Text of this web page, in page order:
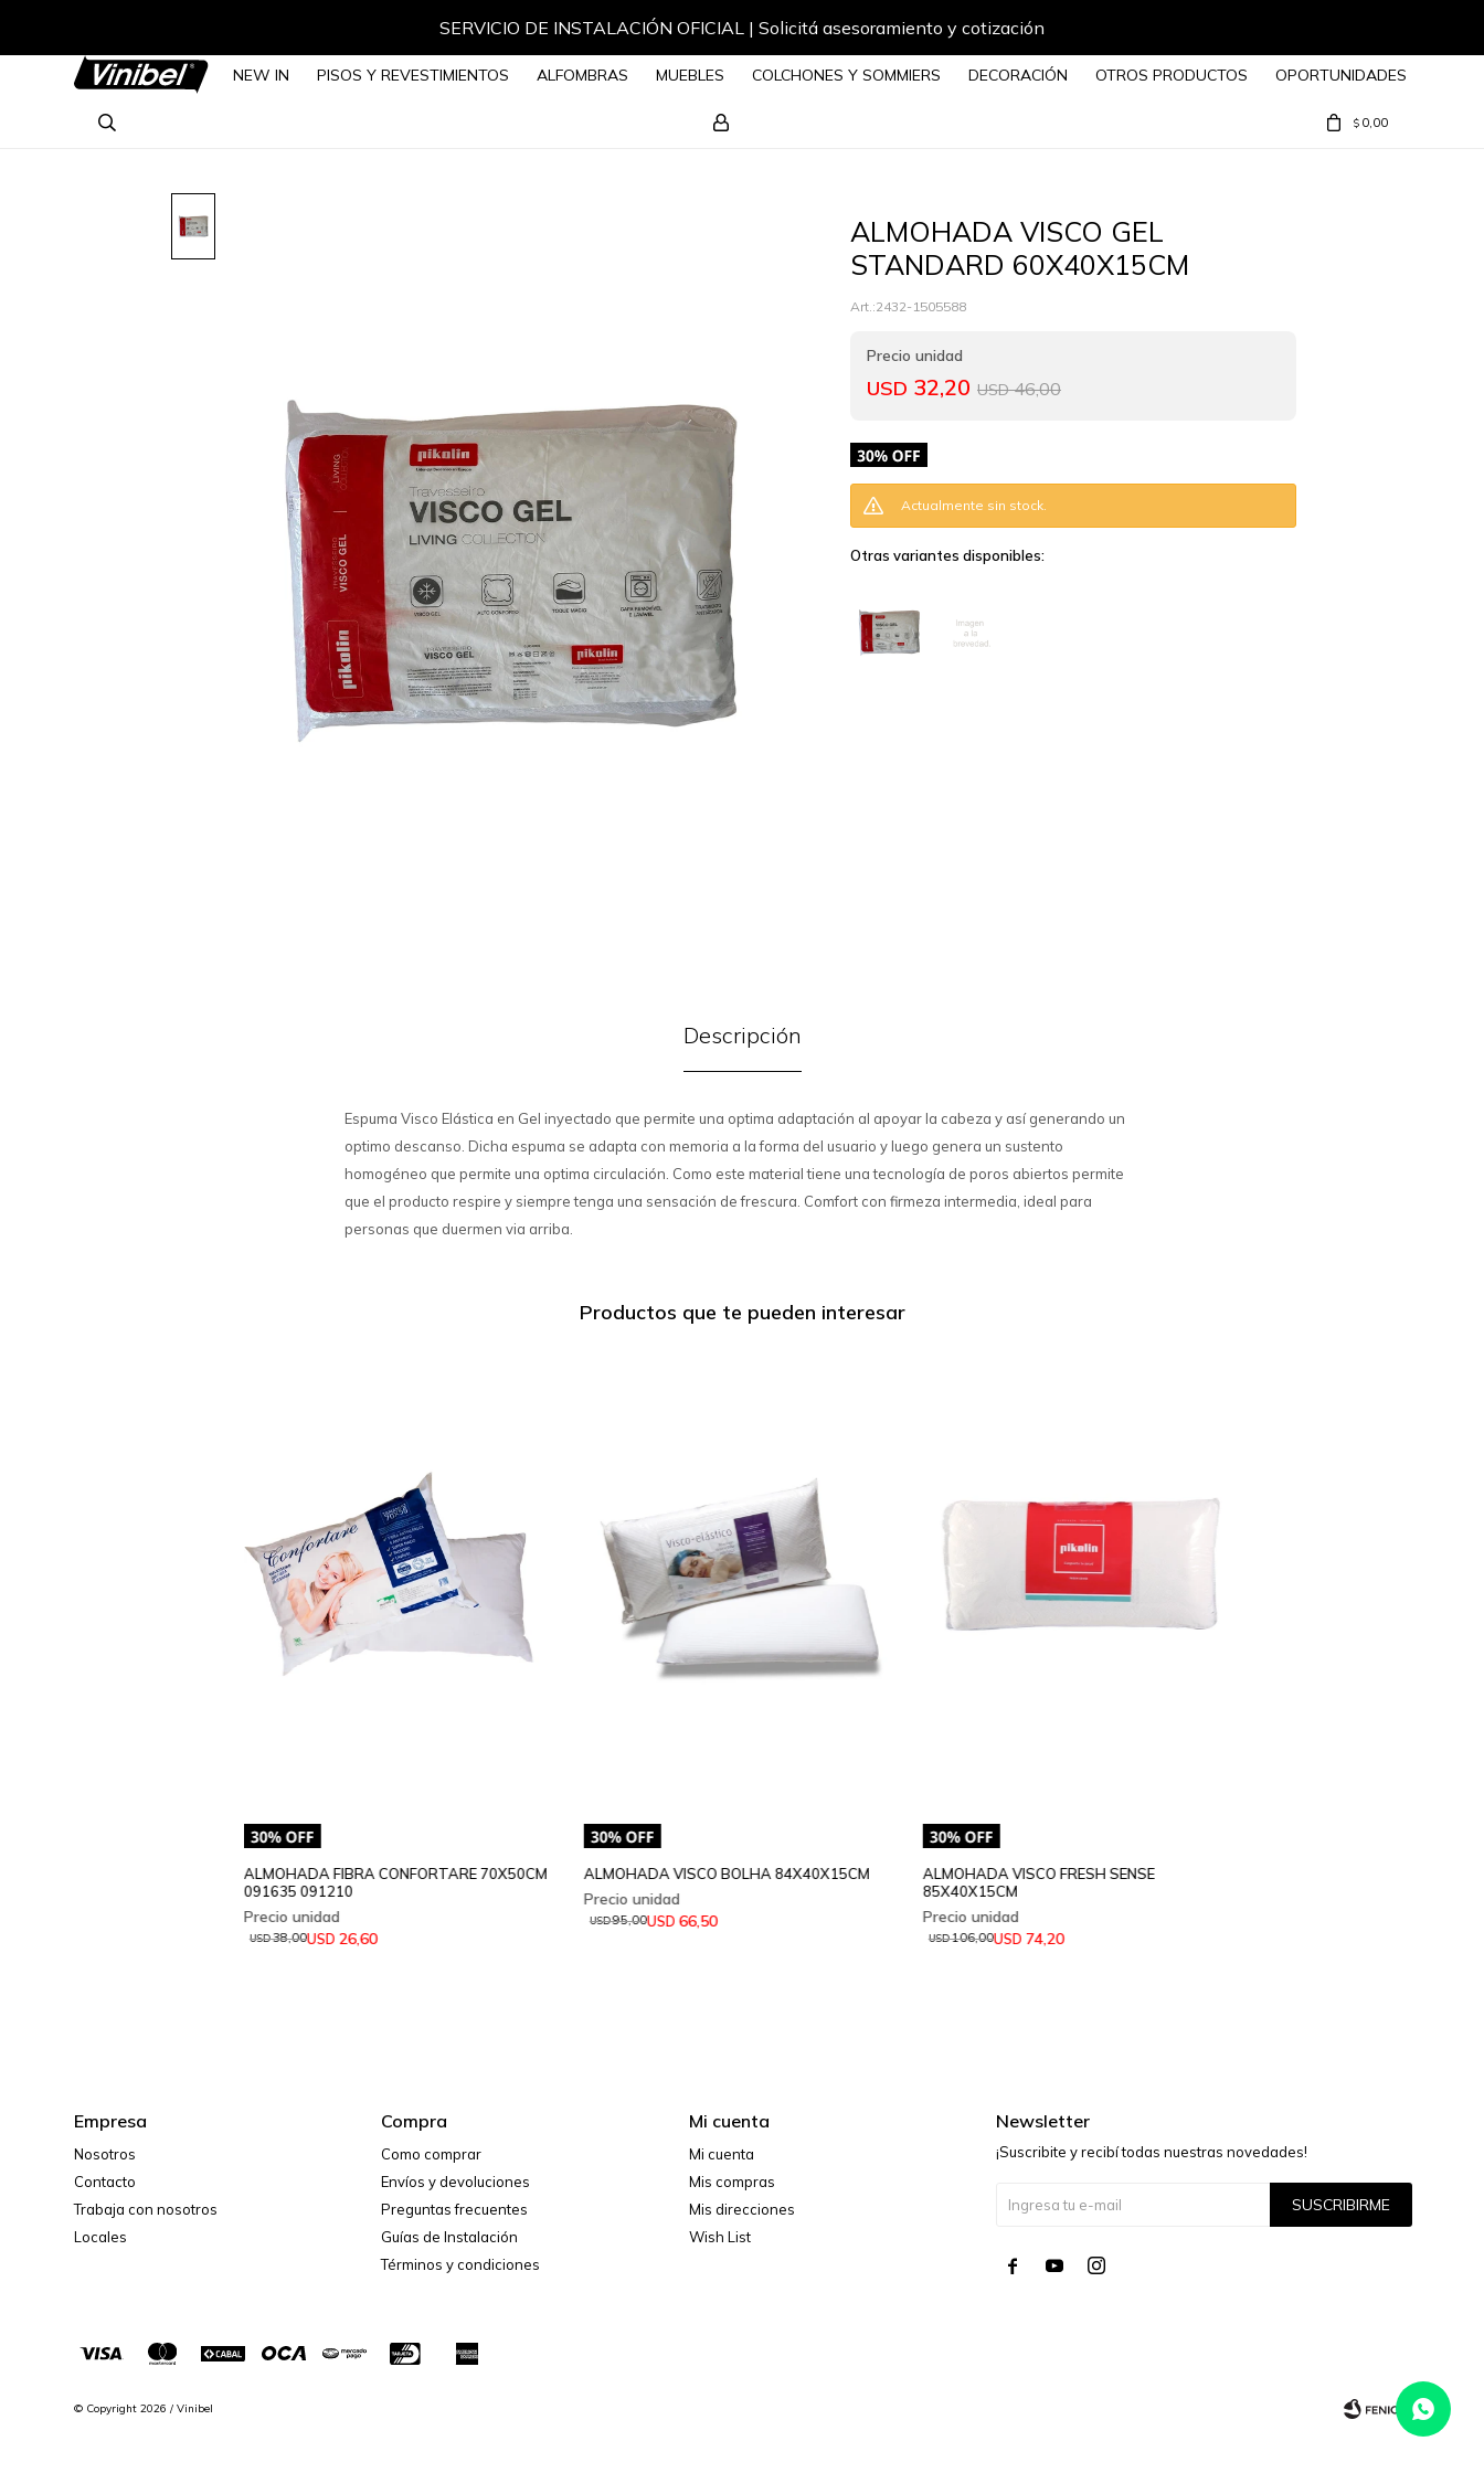
SERVICIO DE INSTALACIÓN OFICIAL | Solicitá asesoramiento y cotización
NEW IN PISOS Y REVESTIMIENTOS ALFOMBRAS MUEBLES COLCHONES Y SOMMIERS DECORACIÓN OTROS PRODUCTOS OPORTUNIDADES
$ 0,00
ALMOHADA VISCO GEL
STANDARD 60X40X15CM
2432-1505588
USD 32,20 USD 46,00
Actualmente sin stock.
Otras variantes disponibles:
Descripción
Espuma Visco Elástica en Gel inyectado que permite una optima adaptación al apoyar la cabeza y así generando un
optimo descanso. Dicha espuma se adapta con memoria a la forma del usuario y luego genera un sustento
homogéneo que permite una optima circulación. Como este material tiene una tecnología de poros abiertos permite
que el producto respire y siempre tenga una sensación de frescura. Comfort con firmeza intermedia, ideal para
personas que duermen via arriba.
Productos que te pueden interesar
ALMOHADA FIBRA CONFORTARE 70X50CM
091635 091210
USD 26,60
USD38,00
ALMOHADA VISCO BOLHA 84X40X15CM
USD 66,50
USD95,00
ALMOHADA VISCO FRESH SENSE
85X40X15CM
USD 74,20
USD106,00
Empresa
Nosotros
Contacto
Trabaja con nosotros
Locales
Compra
Como comprar
Envíos y devoluciones
Preguntas frecuentes
Guías de Instalación
Términos y condiciones
Mi cuenta
Mi cuenta
Mis compras
Mis direcciones
Wish List
Newsletter
¡Suscribite y recibí todas nuestras novedades!
SUSCRIBIRME
  
© Copyright 2026 / Vinibel